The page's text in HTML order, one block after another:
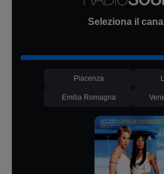
Seleziona il
Piacenza
Emilia Romagna